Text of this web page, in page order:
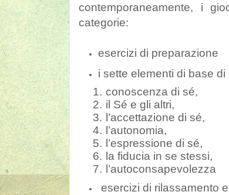
contemporaneamente, i
categorie:
esercizi di preparazione
i sette elementi di base
1. conoscenza di sé,
2. il Sé e gli altri,
3. l’accettazione di sé,
4. l’autonomia,
5. l’espressione di sé,
6. la fiducia in se stessi,
7. l’autoconsapevolezza
esercizi di rilassamento